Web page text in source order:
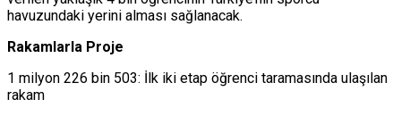
havuzundaki yerini alması sağlanacak.
Rakamlarla Proje
1 milyon 226 bin 503: İlk iki etap öğrenci taramasında ulaşılan
rakam